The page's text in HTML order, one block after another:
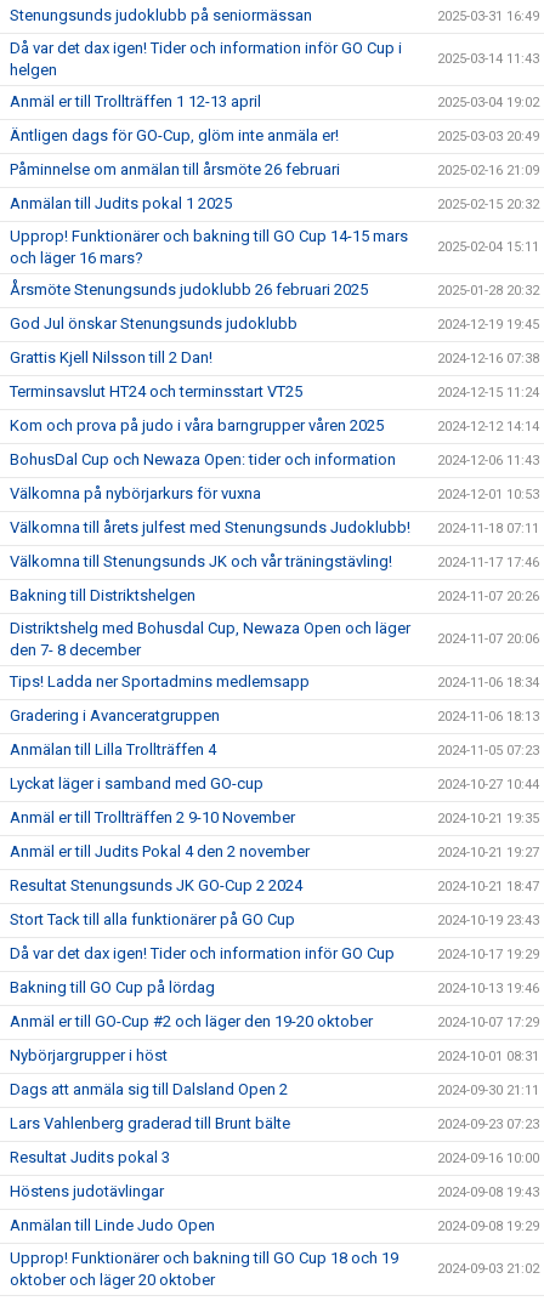
Stenungsunds judoklubb på seniormässan 2025-03-31 16:49
Då var det dax igen! Tider och information inför GO Cup i
helgen
2025-03-14 11:43
Anmäl er till Trollträffen 1 12-13 april 2025-03-04 19:02
Äntligen dags för GO-Cup, glöm inte anmäla er! 2025-03-03 20:49
Påminnelse om anmälan till årsmöte 26 februari 2025-02-16 21:09
Anmälan till Judits pokal 1 2025 2025-02-15 20:32
Upprop! Funktionärer och bakning till GO Cup 14-15 mars
och läger 16 mars?
2025-02-04 15:11
Årsmöte Stenungsunds judoklubb 26 februari 2025 2025-01-28 20:32
God Jul önskar Stenungsunds judoklubb 2024-12-19 19:45
Grattis Kjell Nilsson till 2 Dan! 2024-12-16 07:38
Terminsavslut HT24 och terminsstart VT25 2024-12-15 11:24
Kom och prova på judo i våra barngrupper våren 2025 2024-12-12 14:14
BohusDal Cup och Newaza Open: tider och information 2024-12-06 11:43
Välkomna på nybörjarkurs för vuxna 2024-12-01 10:53
Välkomna till årets julfest med Stenungsunds Judoklubb! 2024-11-18 07:11
Välkomna till Stenungsunds JK och vår träningstävling! 2024-11-17 17:46
Bakning till Distriktshelgen 2024-11-07 20:26
Distriktshelg med Bohusdal Cup, Newaza Open och läger
den 7- 8 december
2024-11-07 20:06
Tips! Ladda ner Sportadmins medlemsapp 2024-11-06 18:34
Gradering i Avanceratgruppen 2024-11-06 18:13
Anmälan till Lilla Trollträffen 4 2024-11-05 07:23
Lyckat läger i samband med GO-cup 2024-10-27 10:44
Anmäl er till Trollträffen 2 9-10 November 2024-10-21 19:35
Anmäl er till Judits Pokal 4 den 2 november 2024-10-21 19:27
Resultat Stenungsunds JK GO-Cup 2 2024 2024-10-21 18:47
Stort Tack till alla funktionärer på GO Cup 2024-10-19 23:43
Då var det dax igen! Tider och information inför GO Cup 2024-10-17 19:29
Bakning till GO Cup på lördag 2024-10-13 19:46
Anmäl er till GO-Cup #2 och läger den 19-20 oktober 2024-10-07 17:29
Nybörjargrupper i höst 2024-10-01 08:31
Dags att anmäla sig till Dalsland Open 2 2024-09-30 21:11
Lars Vahlenberg graderad till Brunt bälte 2024-09-23 07:23
Resultat Judits pokal 3 2024-09-16 10:00
Höstens judotävlingar 2024-09-08 19:43
Anmälan till Linde Judo Open 2024-09-08 19:29
Upprop! Funktionärer och bakning till GO Cup 18 och 19
oktober och läger 20 oktober
2024-09-03 21:02